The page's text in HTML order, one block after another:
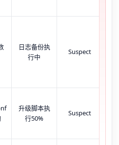
日志备份执
行中
Suspect
升级脚本执
行50%
Suspect